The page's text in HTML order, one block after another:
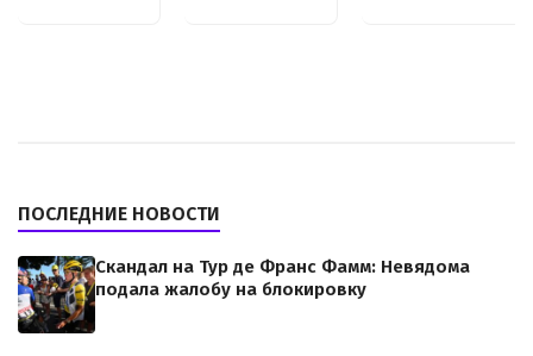
ПОСЛЕДНИЕ НОВОСТИ
Скандал на Тур де Франс Фамм: Невядома
подала жалобу на блокировку